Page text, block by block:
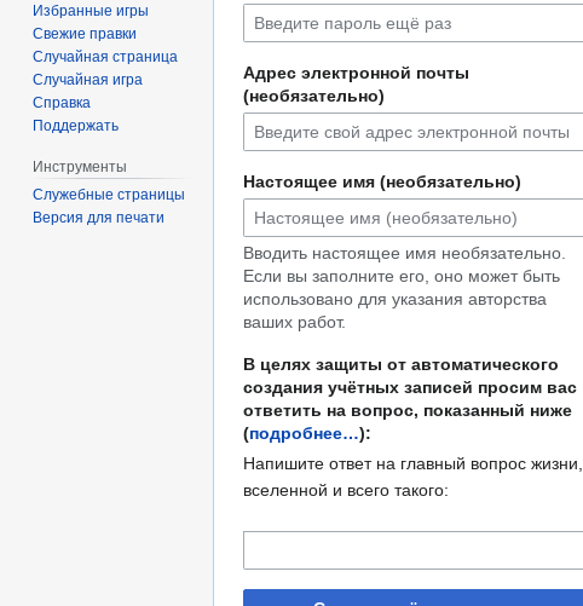
Адрес электронной почты
(необязательно)
Настоящее имя (необязательно)
Вводить настоящее имя необязательно.
Если вы заполните его, оно может быть
использовано для указания авторства
ваших работ.
В целях защиты от автоматического
создания учётных записей просим вас
ответить на вопрос, показанный ниже
(подробнее…):
Напишите ответ на главный вопрос жизни,
вселенной и всего такого:
Избранные игры
Свежие правки
Случайная страница
Случайная игра
Справка
Поддержать
Инструменты
Служебные страницы
Версия для печати